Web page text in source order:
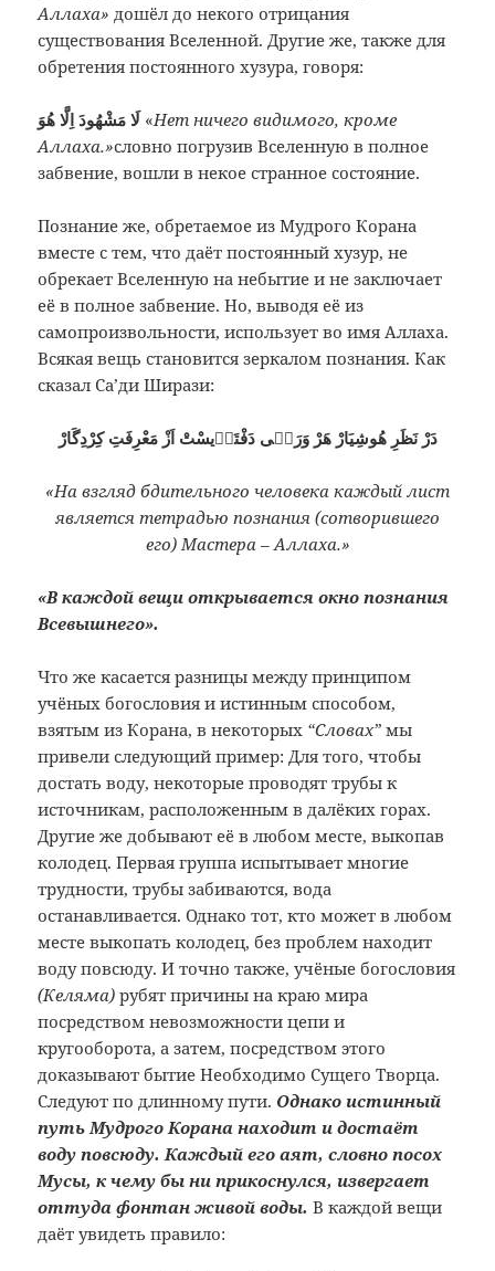
Аллаха»дошёл до некого отрицания
существования Вселенной. Другие же, также для
обретения постоянного хузура, говоря:
«Нет ничего видимого, кроме
Аллаха.»словно погрузив Вселенную в полное
забвение, вошли в некое странное состояние.
Познание же, обретаемое из Мудрого Корана
вместе с тем, что даёт постоянный хузур, не
обрекает Вселенную на небытие и не заключает
её в полное забвение. Но, выводя её из
самопроизвольности, использует во имя Аллаха.
Всякая вещь становится зеркалом познания. Как
сказал Са’ди Ширази:
دَرْ نَظَرِ هُوشِيَارْ هَرْ وَرَقٖى دَفْتَرٖيسْتْ اَزْ مَعْرِفَتِ كِرْدِگَارْ
«На взгляд бдительного человека каждый лист
является тетрадью познания (сотворившего
его) Мастера – Аллаха.»
«В каждой вещи открывается окно познания
Всевышнего».
Что же касается разницы между принципом
учёных богословия и истинным способом,
взятым из Корана, в некоторых “Словах” мы
привели следующий пример: Для того, чтобы
достать воду, некоторые проводят трубы к
источникам, расположенным в далёких горах.
Другие же добывают её в любом месте, выкопав
колодец. Первая группа испытывает многие
трудности, трубы забиваются, вода
останавливается. Однако тот, кто может в любом
месте выкопать колодец, без проблем находит
воду повсюду. И точно также, учёные богословия
(Келяма) рубят причины на краю мира
посредством невозможности цепи и
кругооборота, а затем, посредством этого
доказывают бытие Необходимо Сущего Творца.
Следуют по длинному пути. Однако истинный
путь Мудрого Корана находит и достаёт
воду повсюду. Каждый его аят, словно посох
Мусы, к чему бы ни прикоснулся, извергает
оттуда фонтан живой воды. В каждой вещи
даёт увидеть правило: